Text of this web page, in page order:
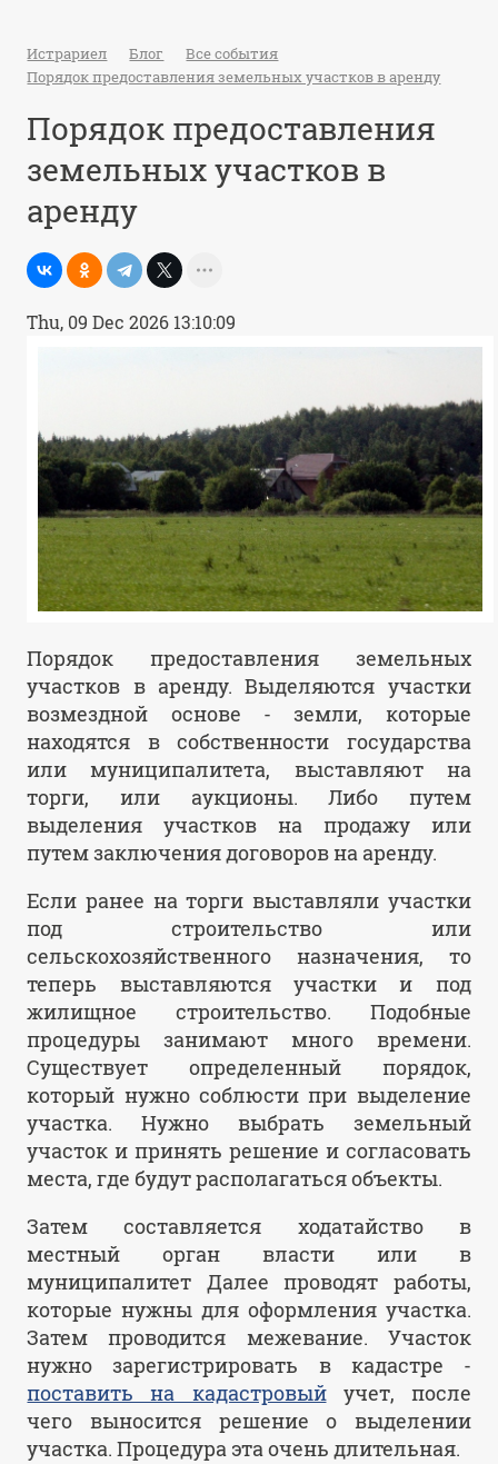
Истрариел Блог
Все события
Порядок предоставления земельных участков в аренду
Порядок предоставления
земельных участков в
аренду
Thu, 09 Dec 2026 13:10:09
Порядок предоставления земельных
участков в аренду. Выделяются участки
возмездной основе - земли, которые
находятся в собственности государства
или муниципалитета, выставляют на
торги, или аукционы. Либо путем
выделения участков на продажу или
путем заключения договоров на аренду.
Если ранее на торги выставляли участки
под строительство или
сельскохозяйственного назначения, то
теперь выставляются участки и под
жилищное строительство. Подобные
процедуры занимают много времени.
Существует определенный порядок,
который нужно соблюсти при выделение
участка. Нужно выбрать земельный
участок и принять решение и согласовать
места, где будут располагаться объекты.
Затем составляется ходатайство в
местный орган власти или в
муниципалитет Далее проводят работы,
которые нужны для оформления участка.
Затем проводится межевание. Участок
нужно зарегистрировать в кадастре -
поставить на кадастровыйучет, после
чего выносится решение о выделении
участка. Процедура эта очень длительная.